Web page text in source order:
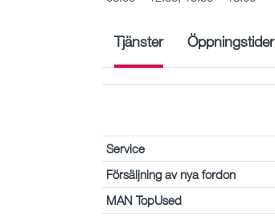
Tjänster Öppningstider
Service
Försäljning av nya fordon
MAN TopUsed